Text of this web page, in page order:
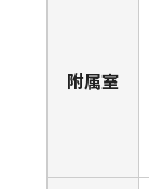
附属室